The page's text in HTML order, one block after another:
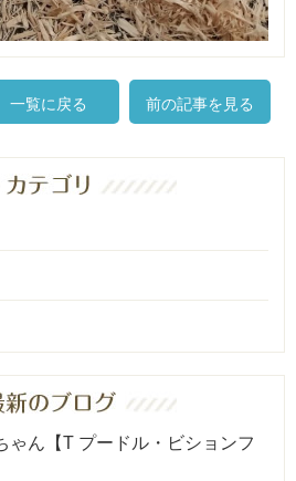
一覧に戻る 前の記事を見る
ゃん【T プードル・ビションフ